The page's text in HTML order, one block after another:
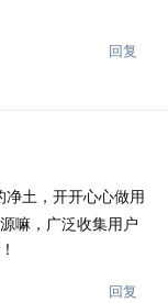
回复
土，开开心心做用
嘛，广泛收集用户
回复